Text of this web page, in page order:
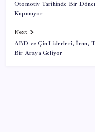
Otomotiv Tarihinde Bir
Kapanıyor
Next
ABD ve Çin Liderleri, İran,
Bir Araya Geliyor